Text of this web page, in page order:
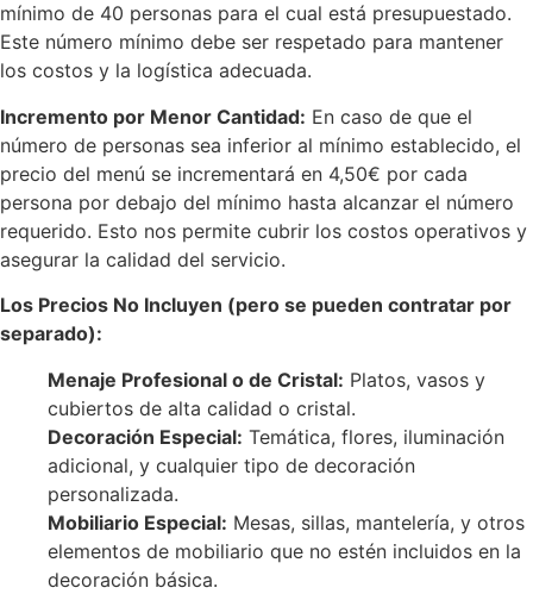
mínimo de 40 personas para el cual está presupuestado.
Este número mínimo debe ser respetado para mantener
los costos y la logística adecuada.
Incremento por Menor Cantidad: En caso de que el
número de personas sea inferior al mínimo establecido, el
precio del menú se incrementará en 4,50€ por cada
persona por debajo del mínimo hasta alcanzar el número
requerido. Esto nos permite cubrir los costos operativos y
asegurar la calidad del servicio.
Los Precios No Incluyen (pero se pueden contratar por
separado):
Menaje Profesional o de Cristal: Platos, vasos y
cubiertos de alta calidad o cristal.
Decoración Especial: Temática, flores, iluminación
adicional, y cualquier tipo de decoración
personalizada.
Mobiliario Especial: Mesas, sillas, mantelería, y otros
elementos de mobiliario que no estén incluidos en la
decoración básica.